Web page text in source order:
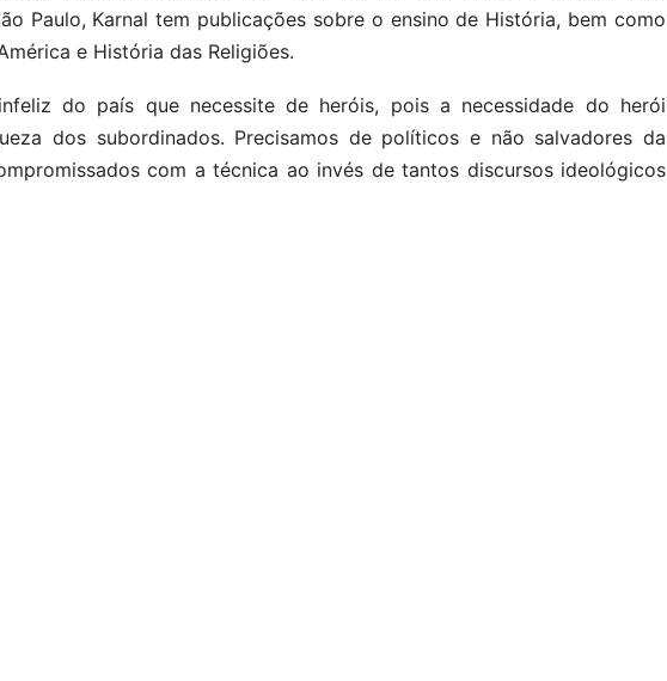
Paulo, Karnal tem publicações sobre o ensino de História, bem como
e História das Religiões.
do país que necessite de heróis, pois a necessidade do herói
dos subordinados. Precisamos de políticos e não salvadores da
com a técnica ao invés de tantos discursos ideológicos